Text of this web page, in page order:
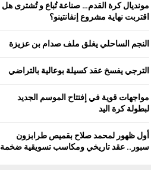
مونديال كرة القدم… صناعة تُباع و تُشترى هل
اقتربت نهاية مشروع إنفانتينو؟
النجم الساحلي يغلق ملف صدام بن عزيزة
الترجي يفسخ عقد كسيلة بوعالية بالتراضي
مواجهات قوية في إفتتاح الموسم الجديد
لبطولة كرة اليد
أول ظهور لمحمد صلاح بقميص طرابزون
سبور.. عقد تاريخي ومكاسب تسويقية ضخمة